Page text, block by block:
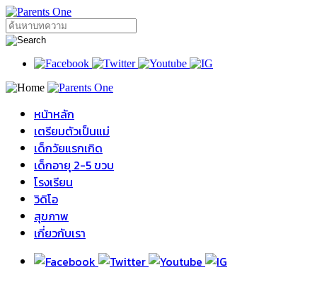
หน้าหลัก
เตรียมตัวเป็นแม่
เด็กวัยแรกเกิด
เด็กอายุ 2-5 ขวบ
โรงเรียน
วิดิโอ
สุขภาพ
เกี่ยวกับเรา